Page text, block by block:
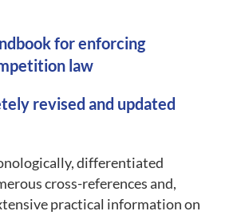
for enforcing
law
revised and updated
differentiated
cross-references and,
practical information on